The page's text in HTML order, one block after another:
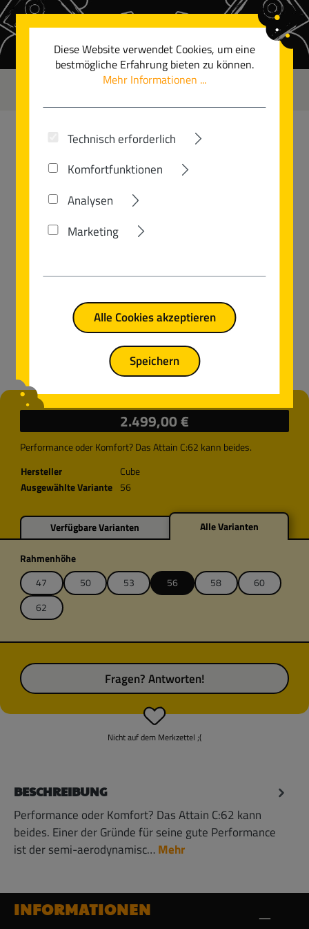
Zum Hauptinhalt springen
ATTAIN C:62 SLX
Bildergalerie überspringen
2.499,00 €
Performance oder Komfort? Das Attain C:62 kann beides.
Hersteller
Cube
Ausgewählte Variante 56
Verfügbare Varianten Alle Varianten
Rahmenhöheauswählen
47
50 53 56 58
60
62
Nicht auf dem Merkzettel ;(
Fragen? Antworten!
BESCHREIBUNG
Performance oder Komfort? Das Attain C:62 kann
beides. Einer der Gründe für seine gute Performance
ist der semi-aerodynamisc… Mehr
INFORMATIONEN
Diese Website verwendet Cookies, um eine
bestmögliche Erfahrung bieten zu können.
Mehr Informationen ...
Technisch erforderlich
Komfortfunktionen
Analysen
Marketing
Alle Cookies akzeptieren
Speichern